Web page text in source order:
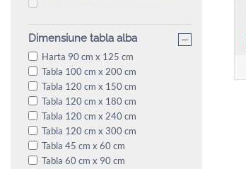
Dimensiune tabla alba −
Harta 90 cm x 125 cm
Tabla 100 cm x 200 cm
Tabla 120 cm x 150 cm
Tabla 120 cm x 180 cm
Tabla 120 cm x 240 cm
Tabla 120 cm x 300 cm
Tabla 45 cm x 60 cm
Tabla 60 cm x 90 cm